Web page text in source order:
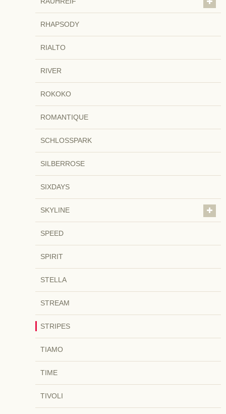
RHAPSODY
RIALTO
RIVER
ROKOKO
ROMANTIQUE
SCHLOSSPARK
SILBERROSE
SIXDAYS
SKYLINE
SPEED
SPIRIT
STELLA
STREAM
STRIPES
TIAMO
TIME
TIVOLI